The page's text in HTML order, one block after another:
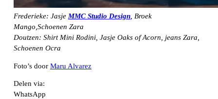
Frederieke: Jasje MMC Studio Design , Broek
Mango,Schoenen Zara
Doutzen: Shirt Mini Rodini, Jasje Oaks of Acorn, jeans Zara,
Schoenen Ocra
Foto’s door Maru Alvarez
Delen via:
WhatsApp